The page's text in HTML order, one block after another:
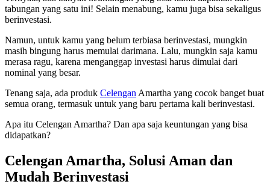
tabungan yang satu ini! Selain menabung, kamu juga bisa sekaligus
berinvestasi.
Namun, untuk kamu yang belum terbiasa berinvestasi, mungkin
masih bingung harus memulai darimana. Lalu, mungkin saja kamu
merasa ragu, karena menganggap investasi harus dimulai dari
nominal yang besar.
Tenang saja, ada produk Celengan Amartha yang cocok banget buat
semua orang, termasuk untuk yang baru pertama kali berinvestasi.
Apa itu Celengan Amartha? Dan apa saja keuntungan yang bisa
didapatkan?
Celengan Amartha, Solusi Aman dan
Mudah Berinvestasi